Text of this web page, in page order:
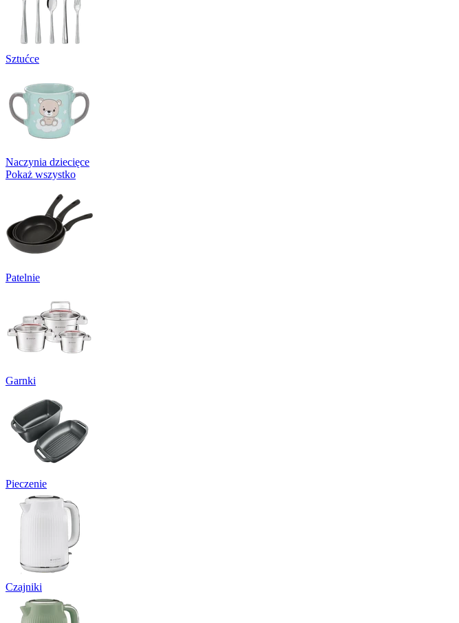
Sztućce
Naczynia dziecięce
Pokaż wszystko
Patelnie
Garnki
Pieczenie
Czajniki